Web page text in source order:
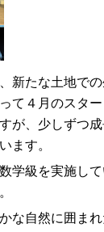
新たな土地で
て４月のスタ
が、少しずつ
ます。
学級を実施し
な自然に囲まれ